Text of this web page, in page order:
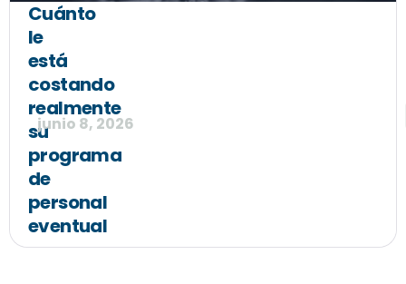
Cuánto
le
está
costando
realmente
su
programa
de
personal
eventual
junio 8, 2026